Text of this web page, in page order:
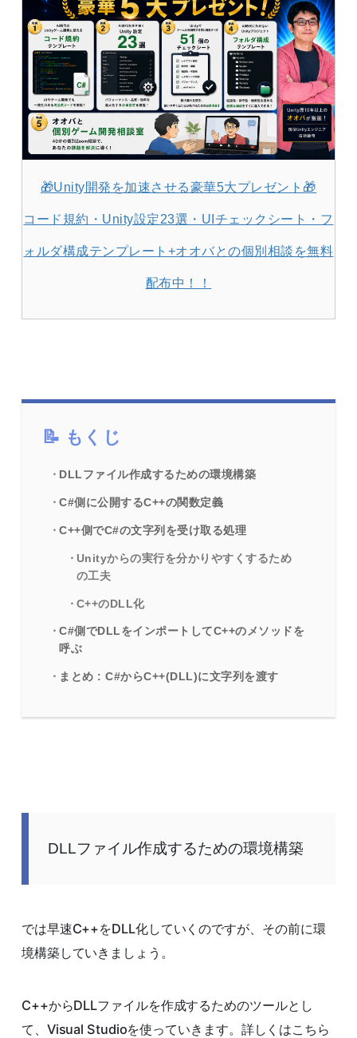
🎁Unity開発を加速させる豪華5大プレゼント🎁
コード規約・Unity設定23選・UIチェックシート・フ
ォルダ構成テンプレート+オオバとの個別相談を無料
配布中！！
もくじ
DLLファイル作成するための環境構築
C#側に公開するC++の関数定義
C++側でC#の文字列を受け取る処理
Unityからの実行を分かりやすくするため
の工夫
C++のDLL化
C#側でDLLをインポートしてC++のメソッドを
呼ぶ
まとめ : C#からC++(DLL)に文字列を渡す
DLLファイル作成するための環境構築
では早速C++をDLL化していくのですが、その前に環
境構築していきましょう。
C++からDLLファイルを作成するためのツールとし
て、Visual Studioを使っていきます。詳しくはこちら